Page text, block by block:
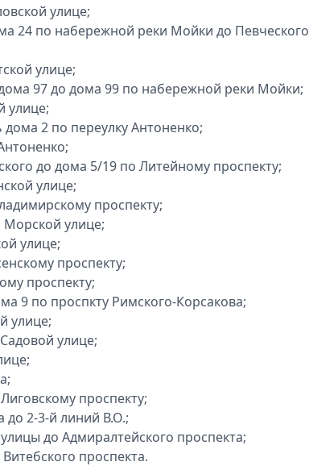
улице;
24 по набережной реки Мойки до Певческого
улице;
97 до дома 99 по набережной реки Мойки;
улице;
2 по переулку Антоненко;
до дома 5/19 по Литейному проспекту;
улице;
проспекту;
улице;
улице;
проспекту;
проспекту;
9 по проспкту Римского-Корсакова;
улице;
улице;
проспекту;
2-3-й линий В.О.;
до Адмиралтейского проспекта;
проспекта.